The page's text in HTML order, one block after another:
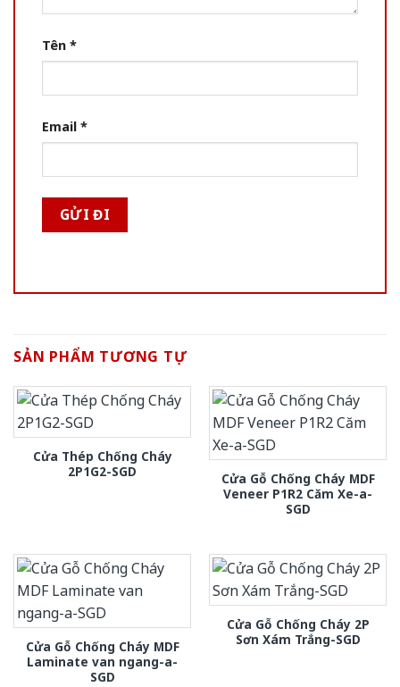
Tên *
Email *
SẢN PHẨM TƯƠNG TỰ
Cửa Thép Chống Cháy
2P1G2-SGD
Cửa Gỗ Chống Cháy MDF
Veneer P1R2 Căm Xe-a-
SGD
Cửa Gỗ Chống Cháy MDF
Laminate van ngang-a-
SGD
Cửa Gỗ Chống Cháy 2P
Sơn Xám Trắng-SGD